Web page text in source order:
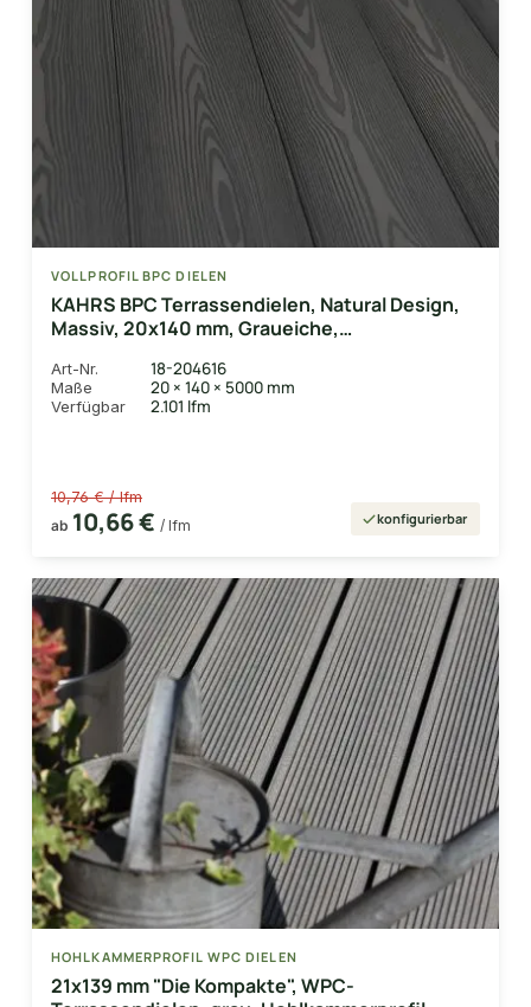
VOLLPROFIL BPC DIELEN
KAHRS BPC Terrassendielen, Natural Design,
Massiv, 20x140 mm, Graueiche,
Art-Nr. 18-204616
Maße 20 × 140 × 5000 mm
Verfügbar 2.101 lfm
10,76 € / lfm
ab 10,66 € / lfm konfigurierbar
HOHLKAMMERPROFIL WPC DIELEN
21x139 mm "Die Kompakte", WPC-